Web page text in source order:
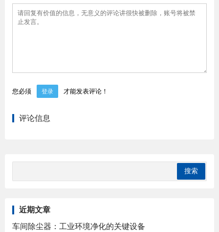
您必须 登录 才能发表评论！
评论信息
近期文章
车间除尘器：工业环境净化的关键设备